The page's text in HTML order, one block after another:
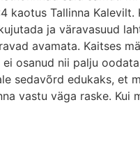
kaotus Tallinna
ja väravasuud
avamata. Kaitses
osanud nii palju
sedavõrd edukaks, et
vastu väga raske. Kui